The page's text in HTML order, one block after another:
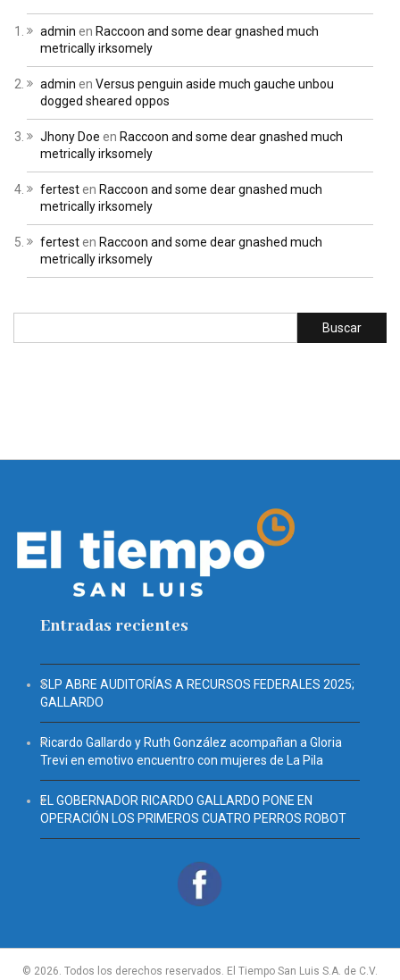
admin en Raccoon and some dear gnashed much
metrically irksomely
admin en Versus penguin aside much gauche unbou
dogged sheared oppos
Jhony Doe en Raccoon and some dear gnashed much
metrically irksomely
fertesten Raccoon and some dear gnashed much
metrically irksomely
fertesten Raccoon and some dear gnashed much
metrically irksomely
Entradas recientes
SLP ABRE AUDITORÍAS A RECURSOS FEDERALES 2025;
GALLARDO
Ricardo Gallardo y Ruth González acompañan a Gloria
Trevi en emotivo encuentro con mujeres de La Pila
EL GOBERNADOR RICARDO GALLARDO PONE EN
OPERACIÓN LOS PRIMEROS CUATRO PERROS ROBOT
© 2026. Todos los derechos reservados. El Tiempo San Luis S.A. de C.V.